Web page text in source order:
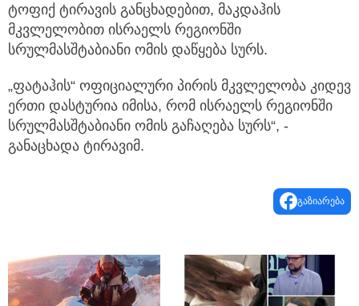
ტოფიქ ტირავის განცხადებით, მაკდაჰის
მკვლელობით ისრაელს რეგიონში
სრულმასშტაბიანი ომის დაწყება სურს.
„ფატაჰის“ ოფიციალური პირის მკვლელობა კიდევ
ერთი დასტურია იმისა, რომ ისრაელს რეგიონში
სრულმასშტაბიანი ომის გაჩაღება სურს“, -
განაცხადა ტირავიმ.
გაზიარება